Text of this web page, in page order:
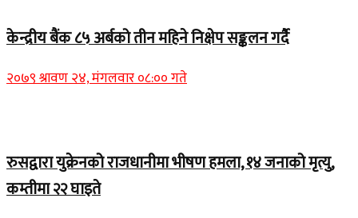
केन्द्रीय बैंक ८५ अर्बको तीन महिने निक्षेप सङ्कलन गर्दै
२०७९ श्रावण २४, मंगलवार ०८:०० गते
रुसद्वारा युक्रेनको राजधानीमा भीषण हमला, १४ जनाको मृत्यु,
कम्तीमा २२ घाइते